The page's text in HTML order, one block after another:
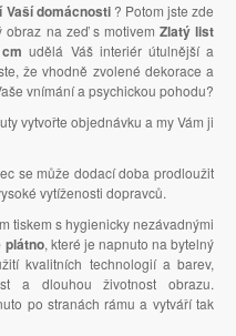
Vaší domácnosti? Potom jste zde
obraz na zeď s motivem Zlatý list
udělá Váš interiér útulnější a
že vhodně zvolené dekorace a
vnímání a psychickou pohodu?
vytvořte objednávku a my Vám ji
se může dodací doba prodloužit
vytíženosti dopravců.
tiskem s hygienicky nezávadnými
plátno, které je napnuto na bytelný
kvalitních technologií a barev,
a dlouhou životnost obrazu.
po stranách rámu a vytváří tak